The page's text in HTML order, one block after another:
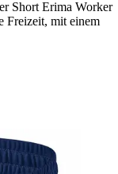
Short Erima Worker
Freizeit, mit einem